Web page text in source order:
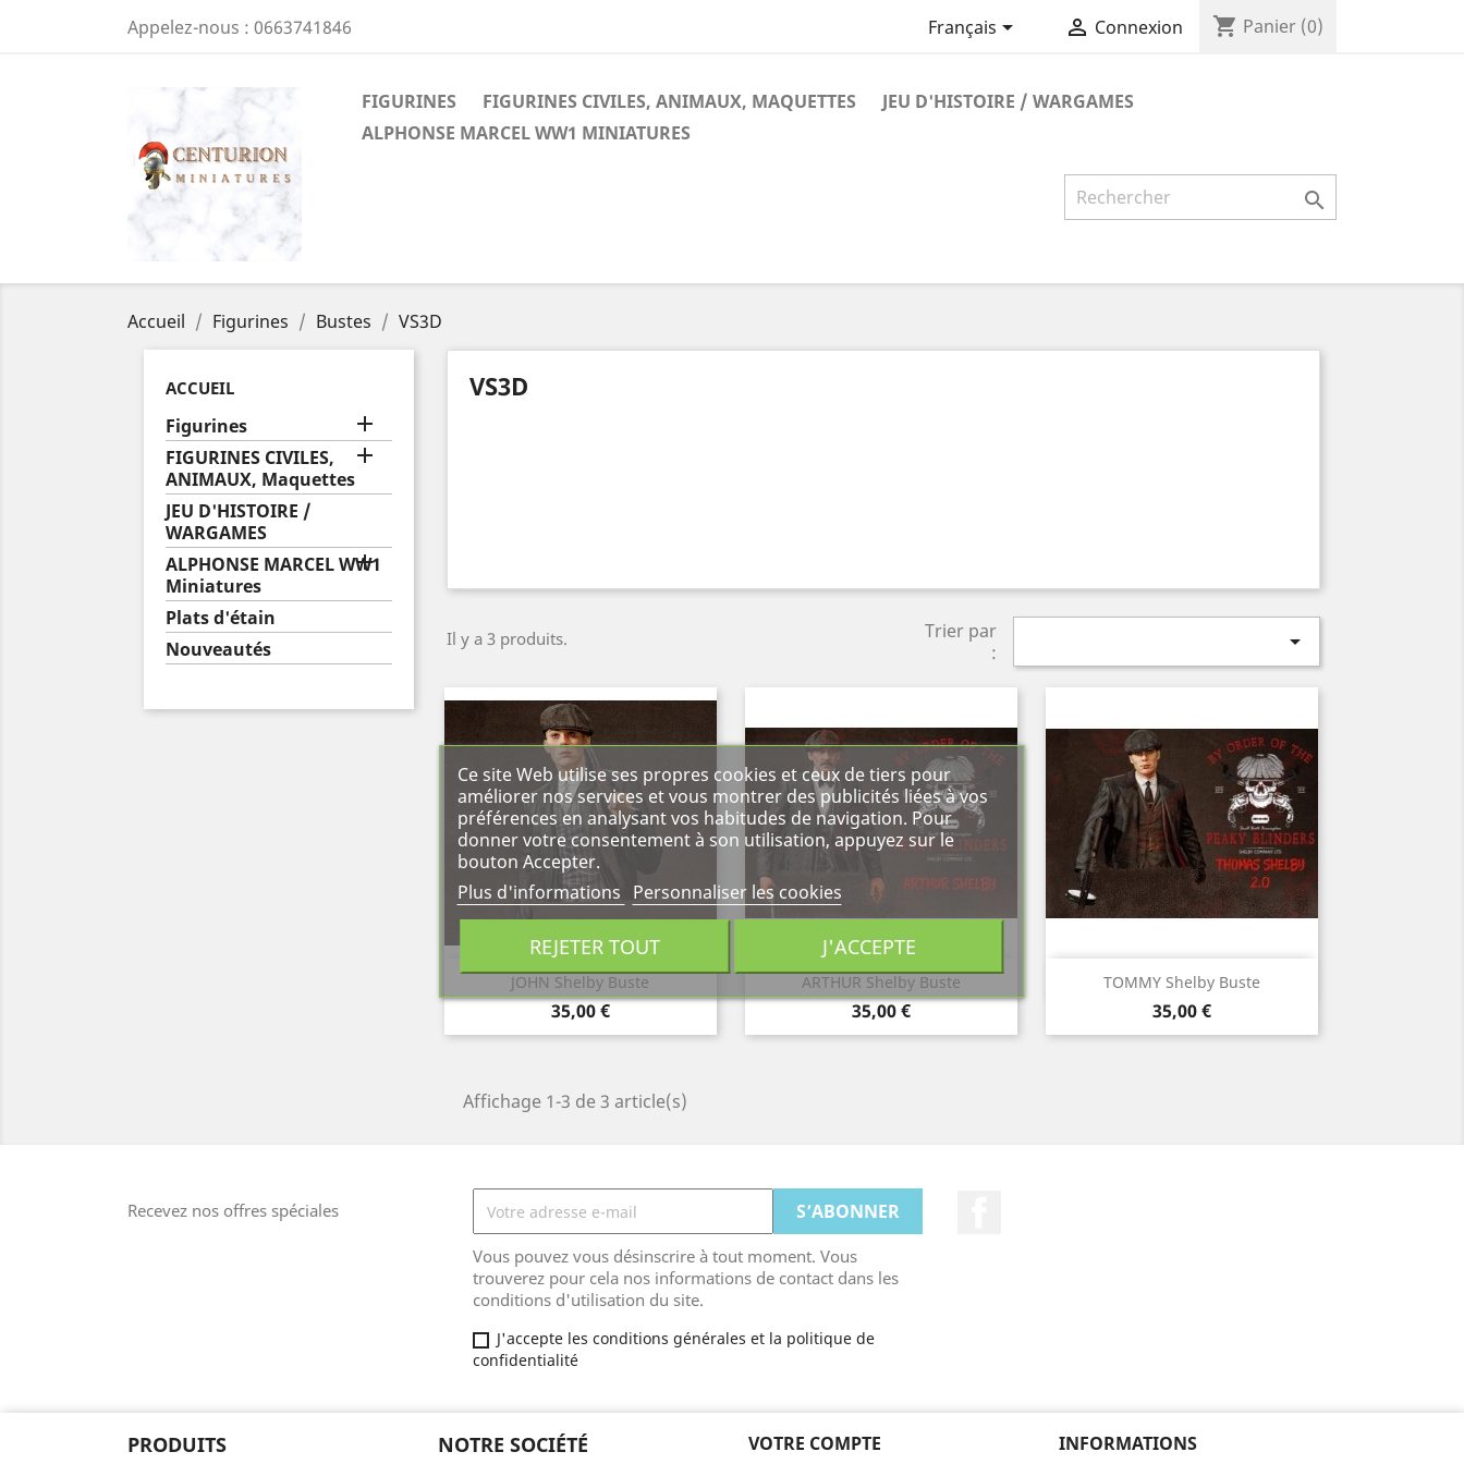
Appelez-nous : 0663741846 Français  Connexion shopping_cart Panier (0)
FIGURINES FIGURINES CIVILES, ANIMAUX, MAQUETTES
JEU D'HISTOIRE / WARGAMES
ALPHONSE MARCEL WW1 MINIATURES

Accueil Figurines Bustes VS3D
ACCUEIL
Figurines 
FIGURINES CIVILES,
ANIMAUX, Maquettes

JEU D'HISTOIRE /
WARGAMES
ALPHONSE MARCEL WW1
Miniatures

Plats d'étain
Nouveautés
VS3D
Il y a 3 produits.
Trier par
:

JOHN Shelby Buste
Prix
35,00 €
Aperçu rapide ARTHUR Shelby Buste
Prix
35,00 €
Aperçu rapide TOMMY Shelby Buste
Prix
35,00 €
Aperçu rapide
Affichage 1-3 de 3 article(s)
Recevez nos offres spéciales
Vous pouvez vous désinscrire à tout moment. Vous
trouverez pour cela nos informations de contact dans les
conditions d'utilisation du site.
J'accepte les conditions générales et la politique de
confidentialité
PRODUITS NOTRE SOCIÉTÉ VOTRE COMPTE
INFORMATIONS
Ce site Web utilise ses propres cookies et ceux de tiers pour
améliorer nos services et vous montrer des publicités liées à vos
préférences en analysant vos habitudes de navigation. Pour
donner votre consentement à son utilisation, appuyez sur le
bouton Accepter.
Plus d'informations Personnaliser les cookies
REJETER TOUT J'ACCEPTE